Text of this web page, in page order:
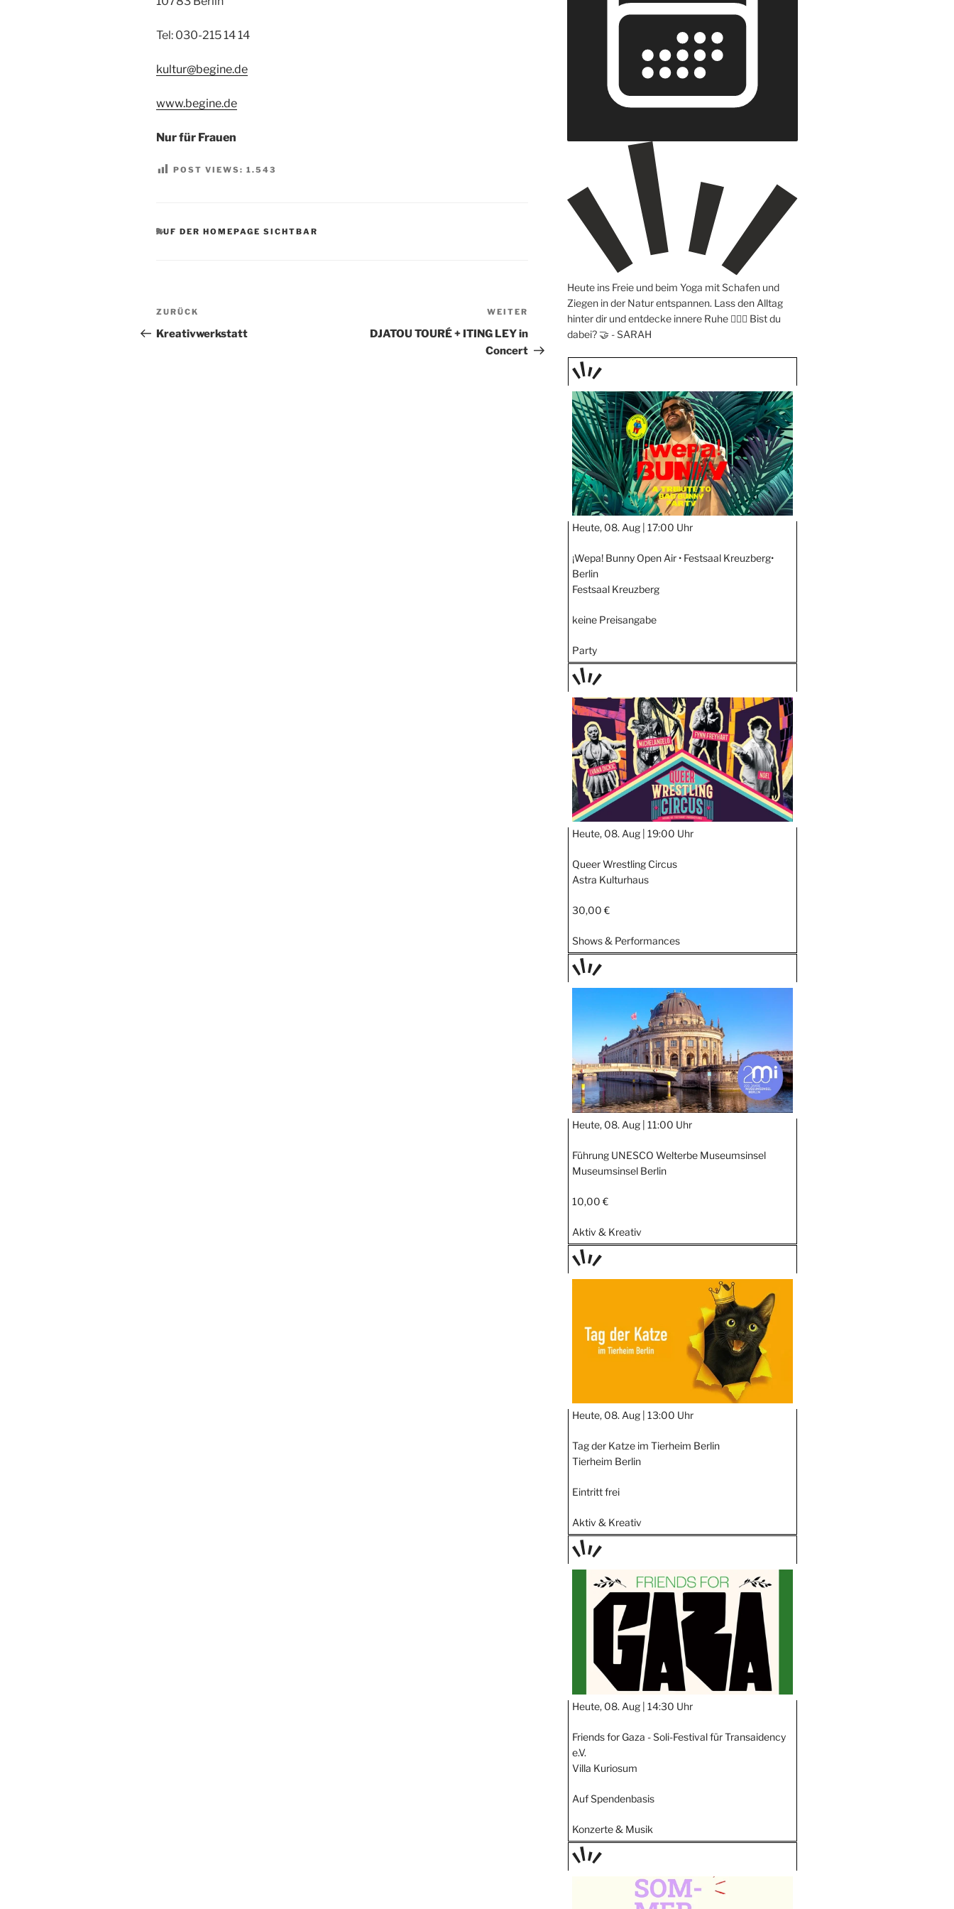
Tel: 030-215 14 14
kultur@begine.de
www.begine.de
Nur für Frauen
POST VIEWS: 1.543
KATEGORIEN
AUF DER HOMEPAGE SICHTBAR
Beitragsnavigation
Vorheriger
Beitrag
ZURÜCK
Kreativwerkstatt
Nächster
Beitrag
WEITER
DJATOU TOURÉ + ITING LEY in
Concert
Heute ins Freie und beim Yoga mit Schafen und
Ziegen in der Natur entspannen. Lass den Alltag
hinter dir und entdecke innere Ruhe 🧘‍♀️✨ Bist du
dabei? 🤝 -SARAH
TAGE
STIPP
Heute, 08. Aug | 17:00 Uhr
¡Wepa! Bunny Open Air • Festsaal Kreuzberg•
Berlin
Festsaal Kreuzberg
keine Preisangabe
Party
TAGE
STIPP
Heute, 08. Aug | 19:00 Uhr
Queer Wrestling Circus
Astra Kulturhaus
30,00 €
Shows & Performances
TAGE
Heute, 08. Aug | 11:00 Uhr
Führung UNESCO Welterbe Museumsinsel
Museumsinsel Berlin
10,00 €
Aktiv & Kreativ
TAGE
Heute, 08. Aug | 13:00 Uhr
Tag der Katze im Tierheim Berlin
Tierheim Berlin
Eintritt frei
Aktiv & Kreativ
TAGE
STIPP
Heute, 08. Aug | 14:30 Uhr
Friends for Gaza - Soli-Festival für Transaidency
e.V.
Villa Kuriosum
Auf Spendenbasis
Konzerte & Musik